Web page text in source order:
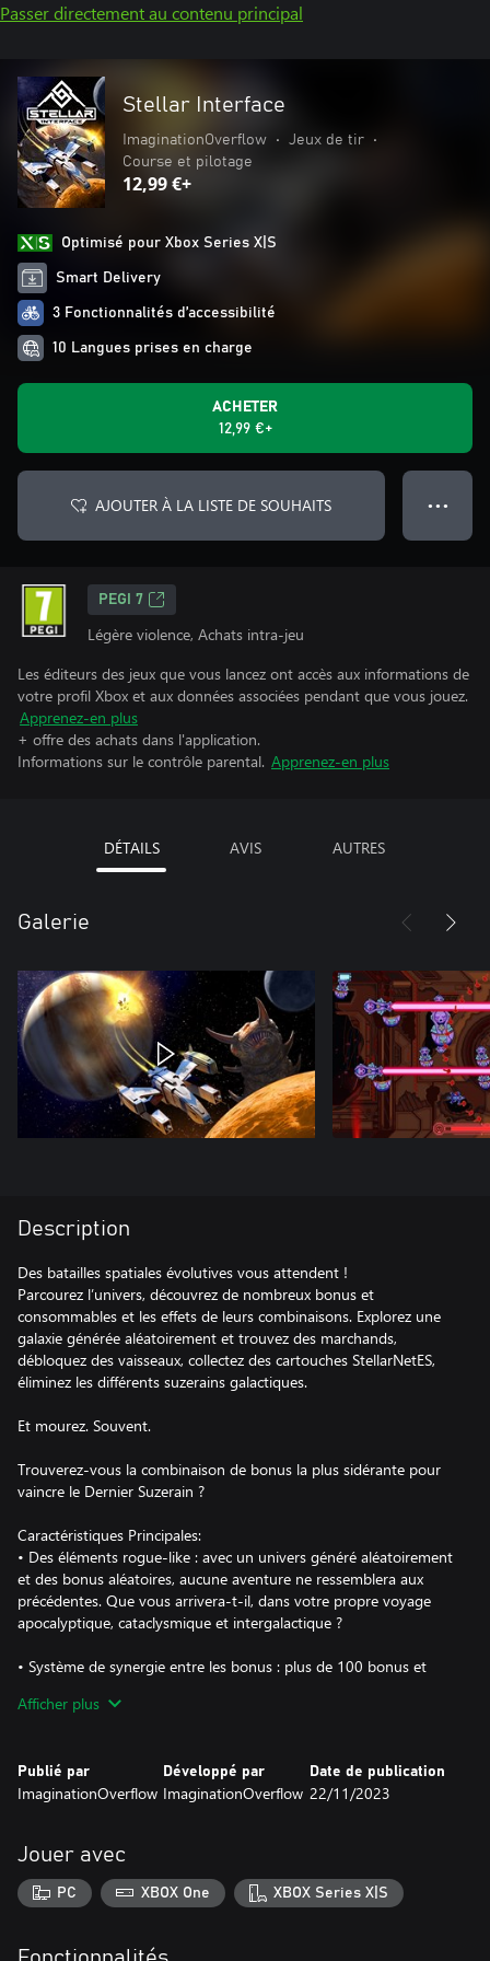
Passer directement au contenu principal
Stellar Interface
ImaginationOverflow • Jeux de tir
•
Course et pilotage
12,99 €+
Optimisé pour Xbox Series X|S
Smart Delivery
3 Fonctionnalités d’accessibilité
10 Langues prises en charge
ACHETER
12,99 €+
AJOUTER À LA LISTE DE SOUHAITS ● ● ●
PEGI 7
Légère violence, Achats intra-jeu
Les éditeurs des jeux que vous lancez ont accès aux informations de
votre profil Xbox et aux données associées pendant que vous jouez.
Apprenez-en plus
+ offre des achats dans l'application.
Informations sur le contrôle parental. Apprenez-en plus
DÉTAILS AVIS AUTRES
Galerie
Description
Des batailles spatiales évolutives vous attendent !
Parcourez l’univers, découvrez de nombreux bonus et
consommables et les effets de leurs combinaisons. Explorez une
galaxie générée aléatoirement et trouvez des marchands,
débloquez des vaisseaux, collectez des cartouches StellarNetES,
éliminez les différents suzerains galactiques.
Et mourez. Souvent.
Trouverez-vous la combinaison de bonus la plus sidérante pour
vaincre le Dernier Suzerain ?
Caractéristiques Principales:
• Des éléments rogue-like : avec un univers généré aléatoirement
et des bonus aléatoires, aucune aventure ne ressemblera aux
précédentes. Que vous arrivera-t-il, dans votre propre voyage
apocalyptique, cataclysmique et intergalactique ?
• Système de synergie entre les bonus : plus de 100 bonus et
correspondant à votre style de jeu !
participer à la loterie du système de divertissement StellarNET.
Il y en a un pour chaque style de jeu, chacun ayant son propre
bonus de départ. Vous pouvez personnaliser votre arsenal en
choisissant parmi de nombreuses armes : Canons, missiles et
lasers !
• Débloquez des vaisseaux, consultez votre progression :
Afficher plus
Publié par
ImaginationOverflow
Développé par
ImaginationOverflow
Date de publication
22/11/2023
Jouer avec
PC XBOX One XBOX Series X|S